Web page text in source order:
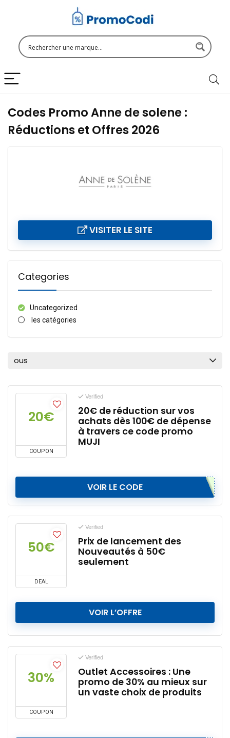
Codes Promo Anne de solene :
Réductions et Offres 2026
VISITER LE SITE
Categories
Uncategorized
les catégories
ous
20€
COUPON
Verified
20€ de réduction sur vos
achats dès 100€ de dépense
à travers ce code promo
MUJI
VOIR LE CODE
50€
DEAL
Verified
Prix de lancement des
Nouveautés à 50€
seulement
VOIR L’OFFRE
30%
COUPON
Verified
Outlet Accessoires : Une
promo de 30% au mieux sur
un vaste choix de produits